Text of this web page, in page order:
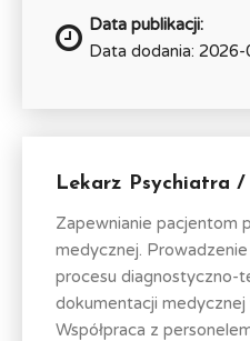
Data publikacji:
Data dodania:
Lekarz Psychiatra
Zapewnianie pacjentom
medycznej.
procesu diagnostyczno-
dokumentacji
Współpraca z